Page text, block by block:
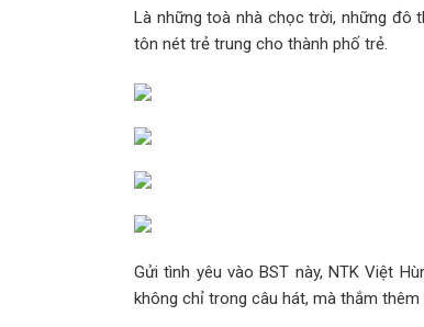
Là những toà nhà chọc trời, những đô
tôn nét trẻ trung cho thành phố trẻ.
Gửi tình yêu vào BST này, NTK Việt
không chỉ trong câu hát, mà thắm